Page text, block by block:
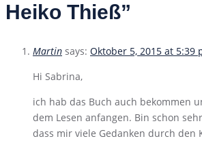
Heiko Thieß”
Martin says: Oktober 5, 2015 at 5:39
Hi Sabrina,
ich hab das Buch auch bekommen
dem Lesen anfangen. Bin schon
dass mir viele Gedanken durch den